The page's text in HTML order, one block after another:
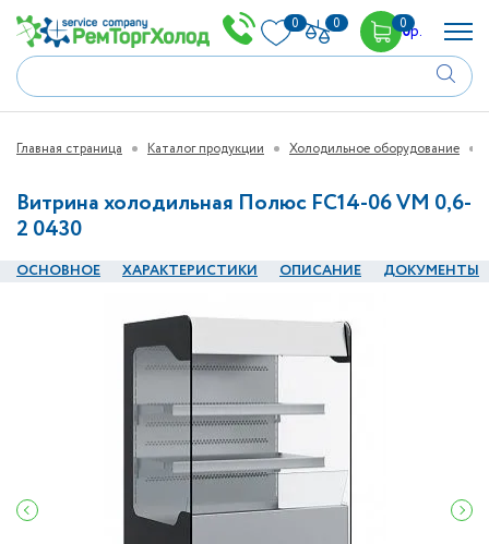
0 0 00р.
Главная страница Каталог продукции Холодильное оборудование
Витрина холодильная Полюс FC14-06 VM 0,6-
2 0430
ОСНОВНОЕ ХАРАКТЕРИСТИКИ ОПИСАНИЕ ДОКУМЕНТЫ